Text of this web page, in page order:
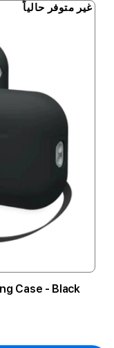
غير متوفر حالياً
Case - Black